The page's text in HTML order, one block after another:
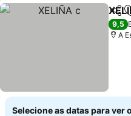
9,5
A
Selecione as datas para ver